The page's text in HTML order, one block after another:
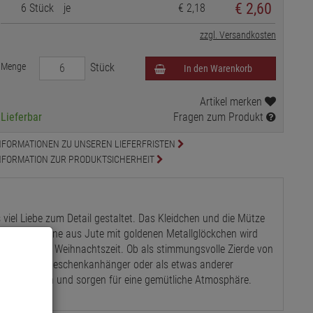
6 Stück je € 2,18 € 2,60
zzgl. Versandkosten
Menge Stück In den Warenkorb
Lieferbar
Artikel merken
Fragen zum Produkt
ZU UNSEREN LIEFERFRISTEN
ZUR PRODUKTSICHERHEIT
Liebe zum Detail gestaltet. Das Kleidchen und die Mütze
die Beine aus Jute mit goldenen Metallglöckchen wird
und Weihnachtszeit. Ob als stimmungsvolle Zierde von
als Geschenkanhänger oder als etwas anderer
einsetzen und sorgen für eine gemütliche Atmosphäre.